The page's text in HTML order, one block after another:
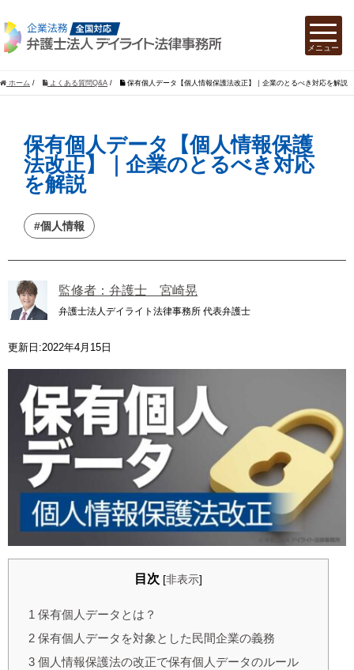
ホーム / よくある質問Q&A / 保有個人データ【個人情報保護法改正】｜企業のとるべき対応を解説
保有個人データ【個人情報保護
法改正】｜企業のとるべき対応
を解説
#個人情報
監修者：弁護士 宮崎晃
弁護士法人デイライト法律事務所 代表弁護士
更新日:2022年4月15日
目次 [非表示]
1 保有個人データとは？
2 保有個人データを対象とした民間企業の義務
3 個人情報保護法の改正で保有個人データのルール